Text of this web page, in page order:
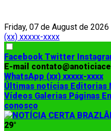
Friday, 07 de August de 2026
(xx) xxxxx-xxxx
Facebook Twitter
E-mail
WhatsApp (xx) xxxxx-xxxx
Últimas notícias Editorias
Vídeos Galerias Páginas
conosco
29°